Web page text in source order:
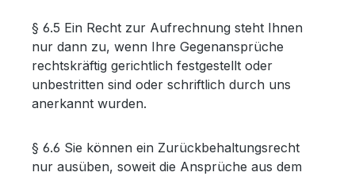
§ 6.5 Ein Recht zur Aufrechnung steht Ihnen
nur dann zu, wenn Ihre Gegenansprüche
rechtskräftig gerichtlich festgestellt oder
unbestritten sind oder schriftlich durch uns
anerkannt wurden.
§ 6.6 Sie können ein Zurückbehaltungsrecht
nur ausüben, soweit die Ansprüche aus dem